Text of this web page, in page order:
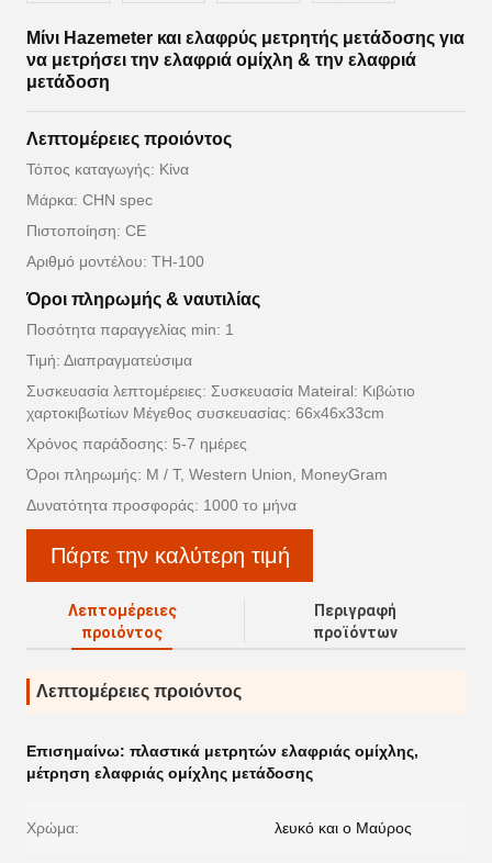
Μίνι Hazemeter και ελαφρύς μετρητής μετάδοσης για
να μετρήσει την ελαφριά ομίχλη & την ελαφριά
μετάδοση
Λεπτομέρειες προιόντος
Τόπος καταγωγής: Κίνα
Μάρκα: CHN spec
Πιστοποίηση: CE
Αριθμό μοντέλου: TH-100
Όροι πληρωμής & ναυτιλίας
Ποσότητα παραγγελίας min: 1
Τιμή: Διαπραγματεύσιμα
Συσκευασία λεπτομέρειες: Συσκευασία Mateiral: Κιβώτιο
χαρτοκιβωτίων Μέγεθος συσκευασίας: 66x46x33cm
Χρόνος παράδοσης: 5-7 ημέρες
Όροι πληρωμής: Μ / Τ, Western Union, MoneyGram
Δυνατότητα προσφοράς: 1000 το μήνα
Πάρτε την καλύτερη τιμή
Λεπτομέρειες
προιόντος
Περιγραφή
προϊόντων
Λεπτομέρειες προιόντος
Επισημαίνω: πλαστικά μετρητών ελαφριάς ομίχλης,
μέτρηση ελαφριάς ομίχλης μετάδοσης
Χρώμα: λευκό και ο Μαύρος